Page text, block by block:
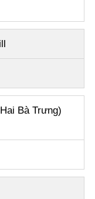
Bà Trưng)